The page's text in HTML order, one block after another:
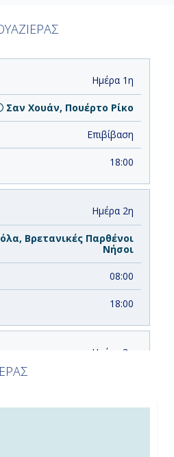
ΑΝΑΧΩΡΗΣΗ
Ημέρα 1η
Σαν Χουάν, Πουέρτο Ρίκο
Επιβίβαση
18:00
Ημέρα 2η
Βρετανικές Παρθένοι
Νήσοι
08:00
18:00
Ημέρα 3η
Αντίγκουα, Αντίγκουα